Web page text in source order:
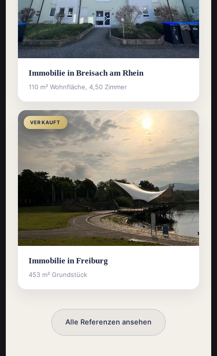
Immobilie in Breisach am Rhein
110 m² Wohnfläche, 4,50 Zimmer
VERKAUFT
Immobilie in Freiburg
453 m² Grundstück
Alle Referenzen ansehen